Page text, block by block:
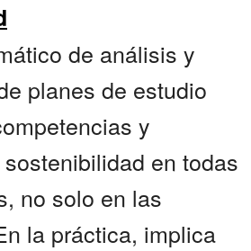
de análisis y
planes de estudio
y
en todas
no solo en las
la práctica, implica